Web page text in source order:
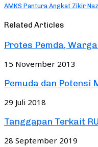
AMKS Pantura Angkat Zikir
Related Articles
Protes Pemda,
15 November 2013
Pemuda dan Potensi
29 Juli 2018
Tanggapan Terkait
28 September 2019